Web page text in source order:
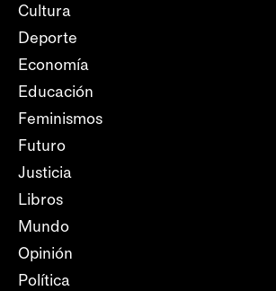
Cultura
Deporte
Economía
Educación
Feminismos
Futuro
Justicia
Libros
Mundo
Opinión
Política